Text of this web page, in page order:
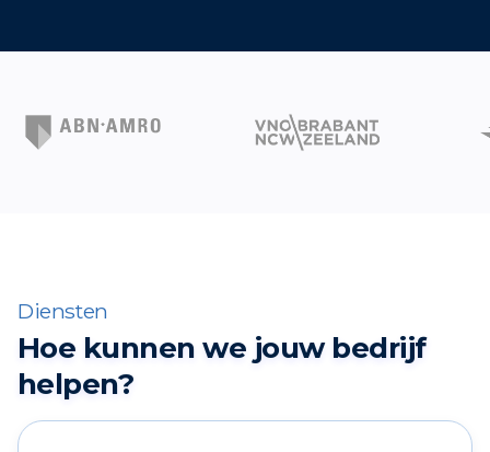
Diensten
Hoe kunnen we jouw bedrijf
helpen?